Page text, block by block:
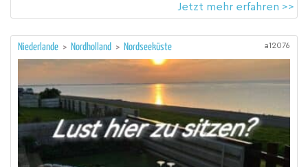
Jetzt mehr erfahren >>
Niederlande > Nordholland > Nordseeküste a12076